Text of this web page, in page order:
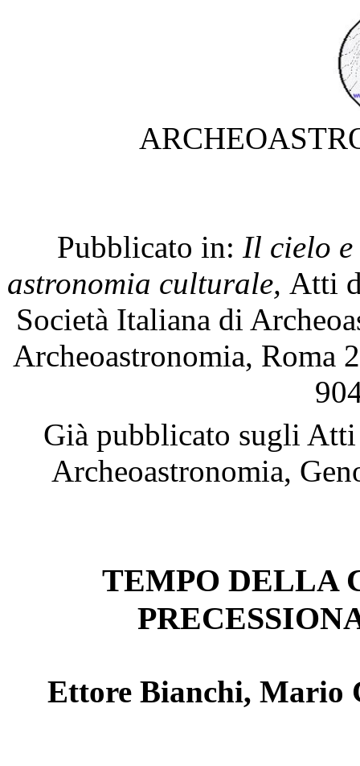
Pubblicato in: Il cielo e
astronomia culturale, Atti
Società Italiana di
Archeoastronomia, Roma
Già pubblicato sugli
Archeoastronomia,
TEMPO DELLA
Ettore Bianchi, Mario